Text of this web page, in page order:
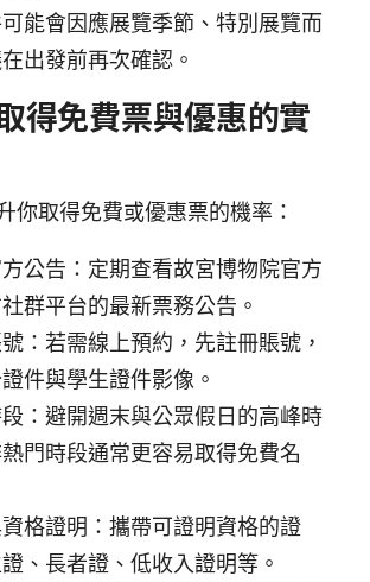
能會因應展覽季節、特別展覽而
出發前再次確認。
得免費票與優惠的實
你取得免費或優惠票的機率：
公告：定期查看故宮博物院官方
群平台的最新票務公告。
：若需線上預約，先註冊賬號，
件與學生證件影像。
：避開週末與公眾假日的高峰時
門時段通常更容易取得免費名
格證明：攜帶可證明資格的證
、長者證、低收入證明等。